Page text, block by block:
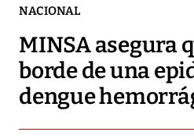
NACIONAL
MINSA asegura
borde de una
dengue